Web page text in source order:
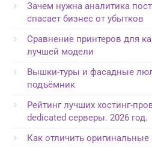
Зачем нужна аналитика
спасает бизнес от убытков
Сравнение принтеров для
лучшей модели
Вышки-туры и фасадные
подъёмник
Рейтинг лучших хостинг-
dedicated серверы. 2026 год.
Как отличить